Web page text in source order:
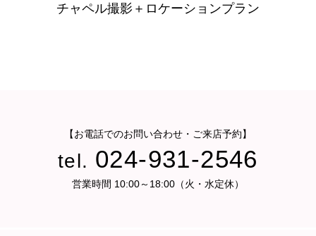
チャペル撮影＋ロケーションプラン
【お電話でのお問い合わせ・ご来店予約】
tel. 024-931-2546
営業時間 10:00～18:00（火・水定休）